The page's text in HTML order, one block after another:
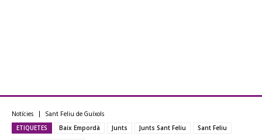
Notícies Sant Feliu de Guíxols
ETIQUETES Baix Empordà Junts Junts Sant Feliu
Sant Feliu